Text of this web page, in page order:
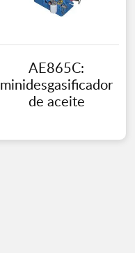
AE865C:
minidesgasificador
de aceite